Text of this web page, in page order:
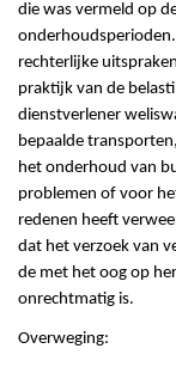
die was vermeld op
onderhoudsperioden.
rechterlijke
praktijk van de
dienstverlener
bepaalde
het onderhoud van
problemen of voor
redenen heeft
dat het verzoek van
de met het oog op
onrechtmatig is.
Overweging: